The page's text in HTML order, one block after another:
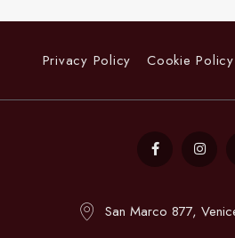
Privacy Policy Cookie Policy
San Marco 877,